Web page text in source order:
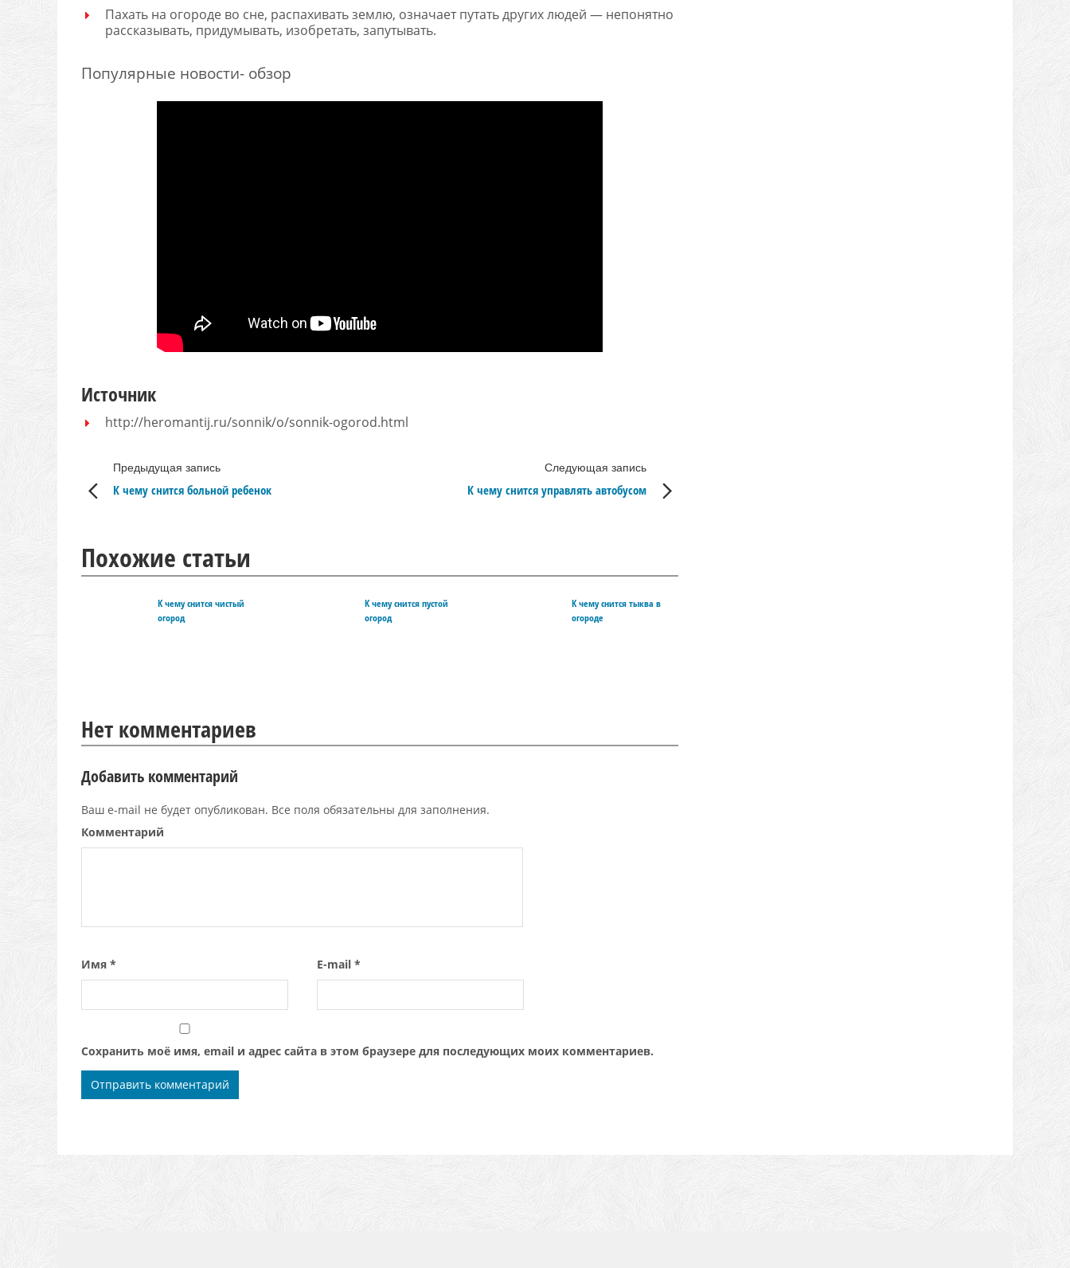
Пахать на огороде во сне, распахивать землю, означает путать других людей — непонятно
рассказывать, придумывать, изобретать, запутывать.
Популярные новости- обзор
Источник
http://heromantij.ru/sonnik/o/sonnik-ogorod.html
Предыдущая запись
К чему снится больной ребенок
Следующая запись
К чему снится управлять автобусом
Похожие статьи
К чему снится чистый
огород
К чему снится пустой
огород
К чему снится тыква в
огороде
Нет комментариев
Добавить комментарий
Ваш e-mail не будет опубликован. Все поля обязательны для заполнения.
Комментарий
Имя * E-mail *
Сохранить моё имя, email и адрес сайта в этом браузере для последующих моих комментариев.